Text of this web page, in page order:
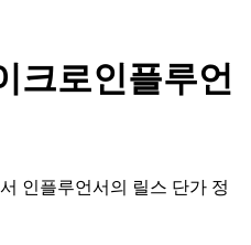
크로인플루언
인플루언서의 릴스 단가 정